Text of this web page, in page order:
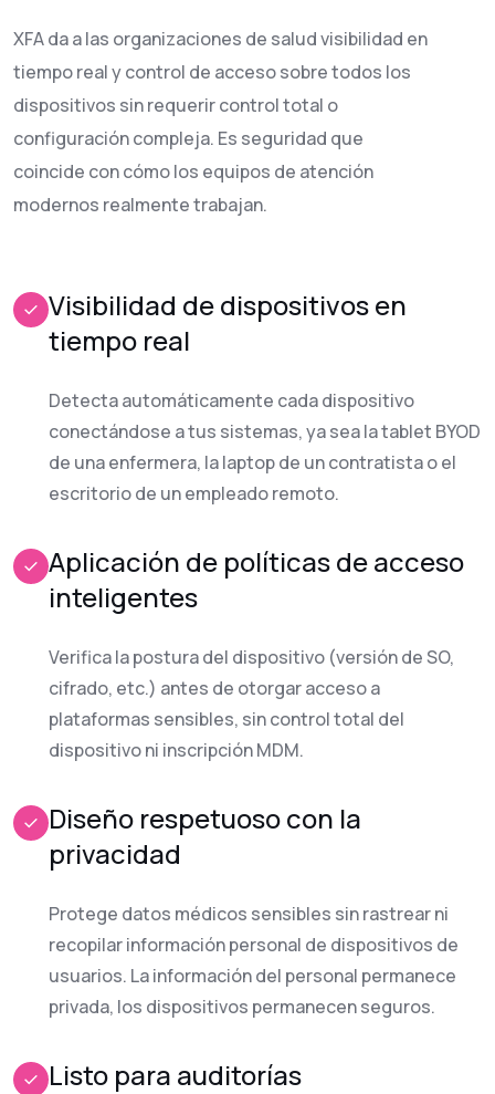
XFA da a las organizaciones de salud visibilidad en
tiempo real y control de acceso sobre todos los
dispositivos sin requerir control total o
configuración compleja. Es seguridad que
coincide con cómo los equipos de atención
modernos realmente trabajan.
Visibilidad de dispositivos en
tiempo real
Detecta automáticamente cada dispositivo
conectándose a tus sistemas, ya sea la tablet BYOD
de una enfermera, la laptop de un contratista o el
escritorio de un empleado remoto.
Aplicación de políticas de acceso
inteligentes
Verifica la postura del dispositivo (versión de SO,
cifrado, etc.) antes de otorgar acceso a
plataformas sensibles, sin control total del
dispositivo ni inscripción MDM.
Diseño respetuoso con la
privacidad
Protege datos médicos sensibles sin rastrear ni
recopilar información personal de dispositivos de
usuarios. La información del personal permanece
privada, los dispositivos permanecen seguros.
Listo para auditorías